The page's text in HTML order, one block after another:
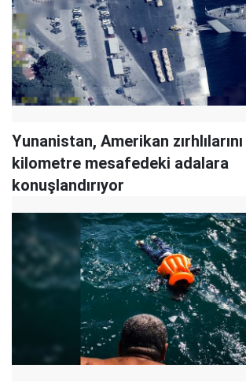
Yunanistan, Amerikan
kilometre mesafedeki adalara
konuşlandırıyor